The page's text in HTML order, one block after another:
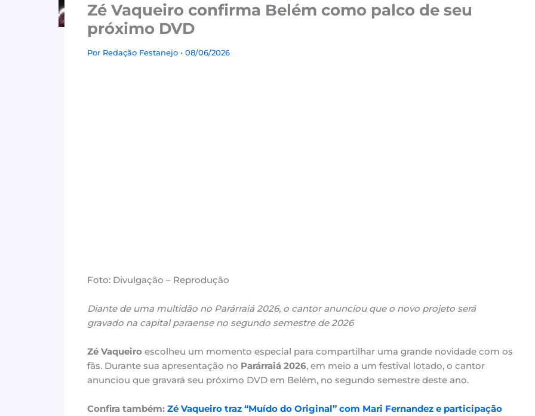
Zé Vaqueiro confirma Belém como palco de seu
próximo DVD
Por Redação Festanejo • 08/06/2026
Foto: Divulgação – Reprodução
Diante de uma multidão no Parárraiá 2026, o cantor anunciou que o novo projeto será
gravado na capital paraense no segundo semestre de 2026
Zé Vaqueiroescolheu um momento especial para compartilhar uma grande novidade com os
fãs. Durante sua apresentação no Parárraiá 2026, em meio a um festival lotado, o cantor
anunciou que gravará seu próximo DVD em Belém, no segundo semestre deste ano.
Confira também: Zé Vaqueiro traz “Muído do Original” com Mari Fernandez e participação